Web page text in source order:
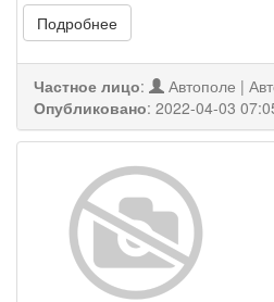
Подробнее
Частное лицо:
Автополе |
Опубликовано: 2022-04-03